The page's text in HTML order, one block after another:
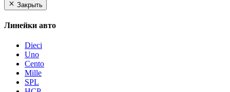
Закрыть
Линейки авто
Dieci
Uno
Cento
Mille
SPL